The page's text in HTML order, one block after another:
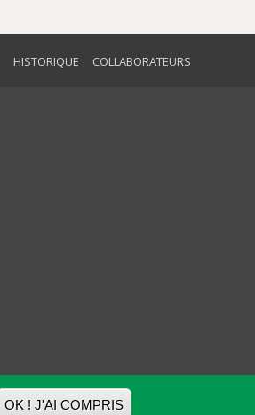
HISTORIQUE COLLABORATEURS
OK ! J'AI COMPRIS